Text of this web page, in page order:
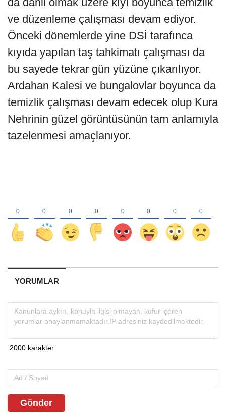
ve düzenleme çalışması devam ediyor.
Önceki dönemlerde yine DSİ tarafınca
kıyıda yapılan taş tahkimatı çalışması da
bu sayede tekrar gün yüzüne çıkarılıyor.
Ardahan Kalesi ve bungalovlar boyunca da
temizlik çalışması devam edecek olup Kura
Nehrinin güzel görüntüsünün tam anlamıyla
tazelenmesi amaçlanıyor.
YORUMLAR
Gönder